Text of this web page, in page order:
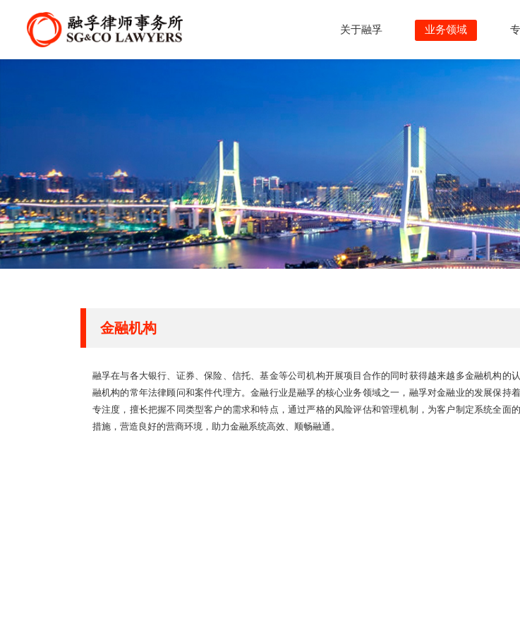
关于融孚 业务领域
金融机构
融孚在与各大银行、证券、保险、信托、基金等公司机构开展项目合作的同时获得越来越多金融机构的
融机构的常年法律顾问和案件代理方。金融行业是融孚的核心业务领域之一，融孚对金融业的发展保持
专注度，擅长把握不同类型客户的需求和特点，通过严格的风险评估和管理机制，为客户制定系统全面
措施，营造良好的营商环境，助力金融系统高效、顺畅融通。